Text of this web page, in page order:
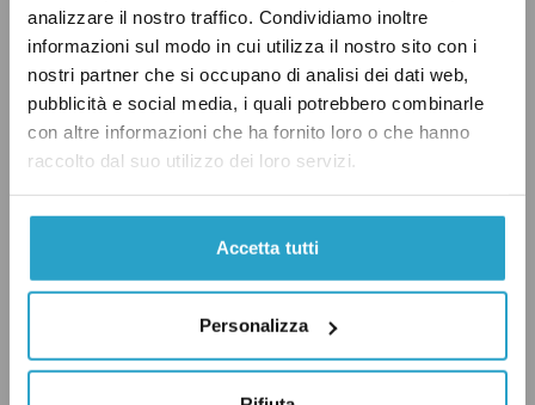
analizzare il nostro traffico. Condividiamo inoltre
informazioni sul modo in cui utilizza il nostro sito con i
nostri partner che si occupano di analisi dei dati web,
pubblicità e social media, i quali potrebbero combinarle
con altre informazioni che ha fornito loro o che hanno
raccolto dal suo utilizzo dei loro servizi.
Accetta tutti
Personalizza
una pratica ormai consolidata quella di
trasmettere in streaming – e quindi rendere
pubblici – alcuni incontri di carattere politico
e istituzionale.
Tra i primi a utilizzare lo streaming è stato il
Movimento 5 stelle, che ne hanno fatto una
bandiera di trasparenza nei confronti dei
cittadini. Come non ricordare la
trasmessa in streaming, in occasione delle
consultazioni del marzo 2013, tra i due primi